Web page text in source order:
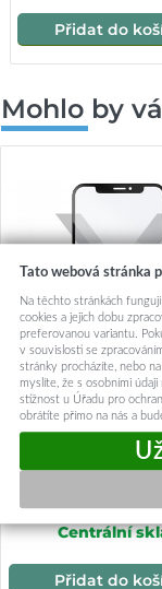
Přidat do
Mohlo by
Ochranné tvrzené
Full-Cover pro
Galaxy A55 5G,
349,-
Centrální
Přidat do
Tato webová stránka
Na těchto stránkách
cookies a jejich dobu
preferovanou variantu.
v souvislosti se
stránky procházíte, nebo
myslíte, že s osobními
stížnost u Úřadu pro
obrátíte přímo na nás a